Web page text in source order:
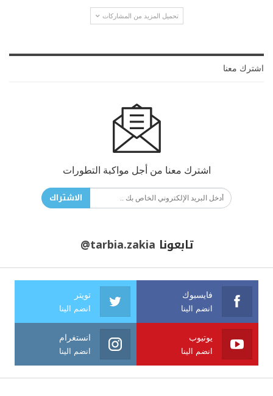
تحميل المزيد من المشاركات
اشترك معنا
اشترك معنا من أجل مواكبة التطورات
الاشتراك
تابعونا @tarbia.zakia
فايسبوك
انضم الينا
تويتر
انضم الينا
يوتيوب
انضم الينا
انستغرام
انضم الينا